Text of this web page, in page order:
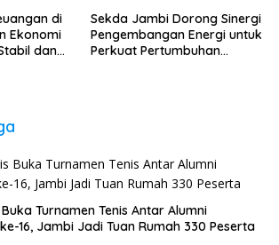
di
Ekonomi
dan
Sekda Jambi Dorong Sinergi
Pengembangan Energi untuk
Perkuat Pertumbuhan
Turnamen Tenis Antar Alumni
16, Jambi Jadi Tuan Rumah 330 Peserta